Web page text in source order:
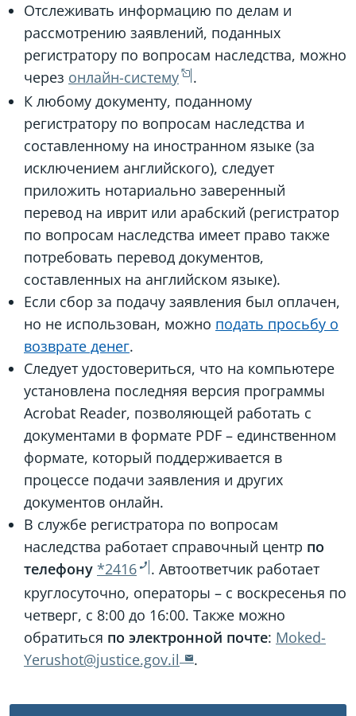
Отслеживать информацию по делам и
рассмотрению заявлений, поданных
регистратору по вопросам наследства, можно
через онлайн-систему
.
К любому документу, поданному
регистратору по вопросам наследства и
составленному на иностранном языке (за
исключением английского), следует
приложить нотариально заверенный
перевод на иврит или арабский (регистратор
по вопросам наследства имеет право также
потребовать перевод документов,
составленных на английском языке).
Если сбор за подачу заявления был оплачен,
но не использован, можно подать просьбу о
возврате денег.
Следует удостовериться, что на компьютере
установлена последняя версия программы
Acrobat Reader, позволяющей работать с
документами в формате PDF – единственном
формате, который поддерживается в
процессе подачи заявления и других
документов онлайн.
В службе регистратора по вопросам
наследства работает справочный центр по
телефону *2416
. Автоответчик работает
круглосуточно, операторы – с воскресенья по
четверг, с 8:00 до 16:00. Также можно
обратиться по электронной почте: Moked-
Yerushot@justice.gov.il
.